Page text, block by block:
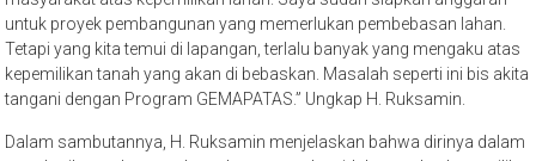
untuk proyek pembangunan yang memerlukan pembebasan lahan.
Tetapi yang kita temui di lapangan, terlalu banyak yang mengaku atas
kepemilikan tanah yang akan di bebaskan. Masalah seperti ini bis akita
tangani dengan Program GEMAPATAS.” Ungkap H. Ruksamin.
Dalam sambutannya, H. Ruksamin menjelaskan bahwa dirinya dalam